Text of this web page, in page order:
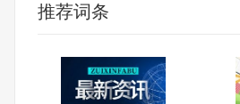
推荐词条